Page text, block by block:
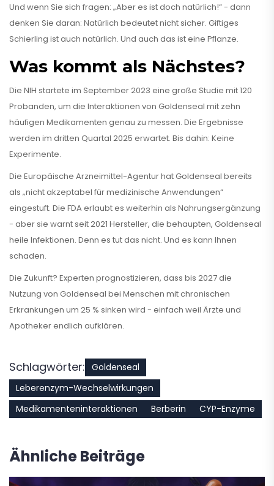
Und wenn Sie sich fragen: „Aber es ist doch natürlich!“ - dann
denken Sie daran: Natürlich bedeutet nicht sicher. Giftiges
Schierling ist auch natürlich. Und auch das ist eine Pflanze.
Was kommt als Nächstes?
Die NIH startete im September 2023 eine große Studie mit 120
Probanden, um die Interaktionen von Goldenseal mit zehn
häufigen Medikamenten genau zu messen. Die Ergebnisse
werden im dritten Quartal 2025 erwartet. Bis dahin: Keine
Experimente.
Die Europäische Arzneimittel-Agentur hat Goldenseal bereits
als „nicht akzeptabel für medizinische Anwendungen“
eingestuft. Die FDA erlaubt es weiterhin als Nahrungsergänzung
- aber sie warnt seit 2021 Hersteller, die behaupten, Goldenseal
heile Infektionen. Denn es tut das nicht. Und es kann Ihnen
schaden.
Die Zukunft? Experten prognostizieren, dass bis 2027 die
Nutzung von Goldenseal bei Menschen mit chronischen
Erkrankungen um 25 % sinken wird - einfach weil Ärzte und
Apotheker endlich aufklären.
Schlagwörter: Goldenseal
Leberenzym-Wechselwirkungen
Medikamenteninteraktionen
Berberin CYP-Enzyme
Ähnliche Beiträge